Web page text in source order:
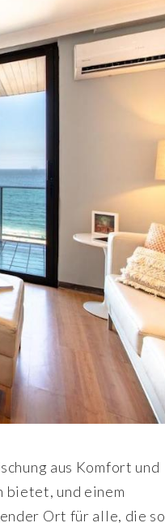
aus Komfort und
bietet, und einem
Ort für alle, die